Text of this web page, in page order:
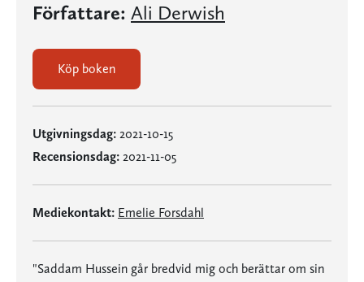
Författare: Ali Derwish
Köp boken
Utgivningsdag: 2021-10-15
Recensionsdag: 2021-11-05
Mediekontakt: Emelie Forsdahl
"Saddam Hussein går bredvid mig och berättar om sin